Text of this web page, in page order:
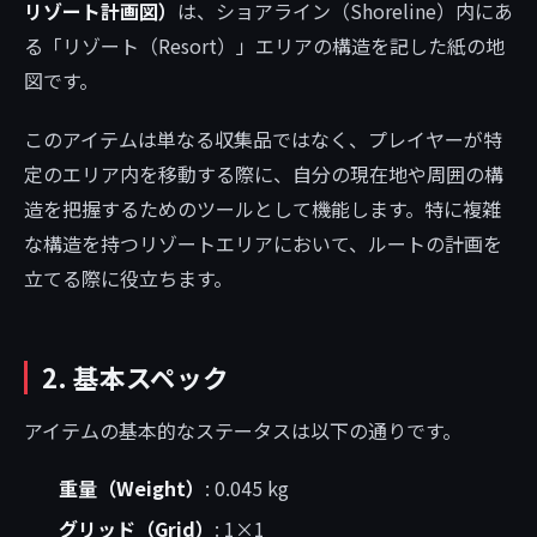
リゾート計画図） は、ショアライン（Shoreline）内にあ
る「リゾート（Resort）」エリアの構造を記した紙の地
図です。
このアイテムは単なる収集品ではなく、プレイヤーが特
定のエリア内を移動する際に、自分の現在地や周囲の構
造を把握するためのツールとして機能します。特に複雑
な構造を持つリゾートエリアにおいて、ルートの計画を
立てる際に役立ちます。
2. 基本スペック
アイテムの基本的なステータスは以下の通りです。
重量（Weight） : 0.045 kg
グリッド（Grid） : 1×1